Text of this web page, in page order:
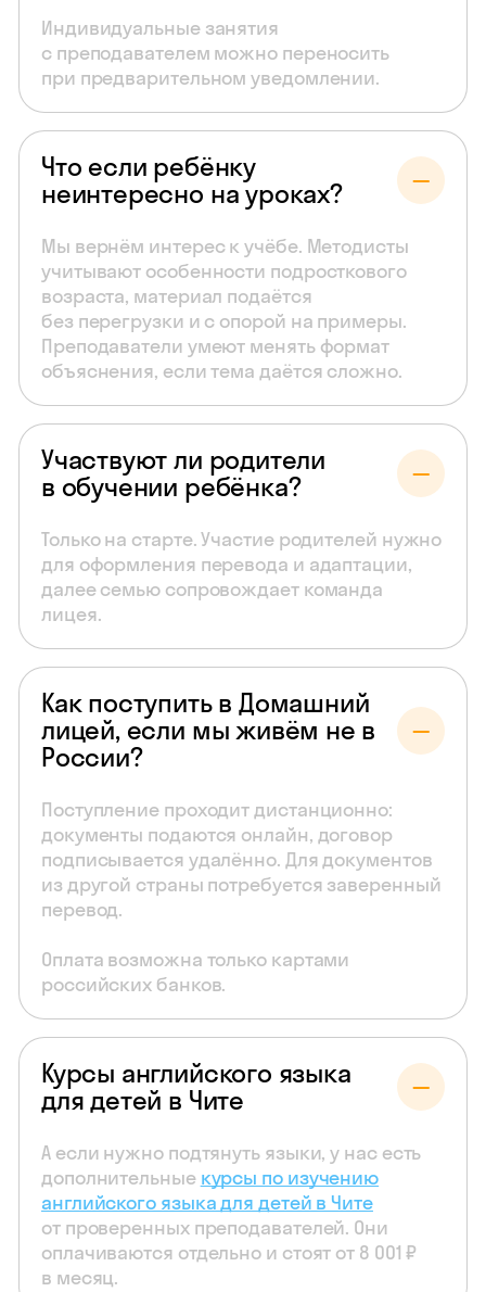
Индивидуальные занятия
с преподавателем можно переносить
при предварительном уведомлении.
Что если ребёнку
неинтересно на уроках?
Мы вернём интерес к учёбе. Методисты
учитывают особенности подросткового
возраста, материал подаётся
без перегрузки и с опорой на примеры.
Преподаватели умеют менять формат
объяснения, если тема даётся сложно.
Участвуют ли родители
в обучении ребёнка?
Только на старте. Участие родителей нужно
для оформления перевода и адаптации,
далее семью сопровождает команда
лицея.
Как поступить в Домашний
лицей, если мы живём не в
России?
Поступление проходит дистанционно:
документы подаются онлайн, договор
подписывается удалённо. Для документов
из другой страны потребуется заверенный
перевод.
Оплата возможна только картами
российских банков.
Курсы английского языка
для детей в Чите
А если нужно подтянуть языки, у нас есть
дополнительные курсы по изучению
английского языка для детей в Чите
от проверенных преподавателей. Они
оплачиваются отдельно и стоят от 8 001 ₽
в месяц.